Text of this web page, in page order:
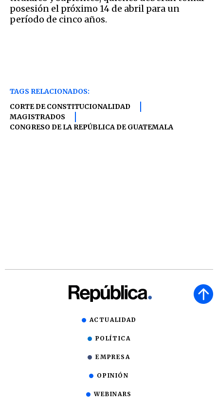
posesión el próximo 14 de abril para un
período de cinco años.
TAGS RELACIONADOS:
CORTE DE CONSTITUCIONALIDAD
MAGISTRADOS
CONGRESO DE LA REPÚBLICA DE GUATEMALA
ACTUALIDAD
POLÍTICA
EMPRESA
OPINIÓN
WEBINARS